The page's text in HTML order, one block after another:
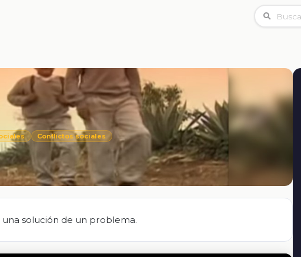
Conflictos sociales
solución de un problema.